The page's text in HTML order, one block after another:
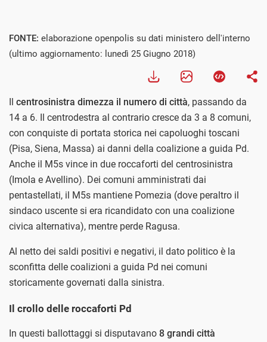
FONTE: elaborazione openpolis su dati ministero dell'interno
(ultimo aggiornamento: lunedì 25 Giugno 2018)
Il centrosinistra dimezza il numero di città, passando da
14 a 6. Il centrodestra al contrario cresce da 3 a 8 comuni,
con conquiste di portata storica nei capoluoghi toscani
(Pisa, Siena, Massa) ai danni della coalizione a guida Pd.
Anche il M5s vince in due roccaforti del centrosinistra
(Imola e Avellino). Dei comuni amministrati dai
pentastellati, il M5s mantiene Pomezia (dove peraltro il
sindaco uscente si era ricandidato con una coalizione
civica alternativa), mentre perde Ragusa.
Al netto dei saldi positivi e negativi, il dato politico è la
sconfitta delle coalizioni a guida Pd nei comuni
storicamente governati dalla sinistra.
Il crollo delle roccaforti Pd
In questi ballottaggi si disputavano 8 grandi città